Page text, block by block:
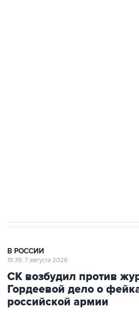
В РОССИИ
19:39, 7 августа 2026
СК возбудил против
Гордеевой дело о
российской армии